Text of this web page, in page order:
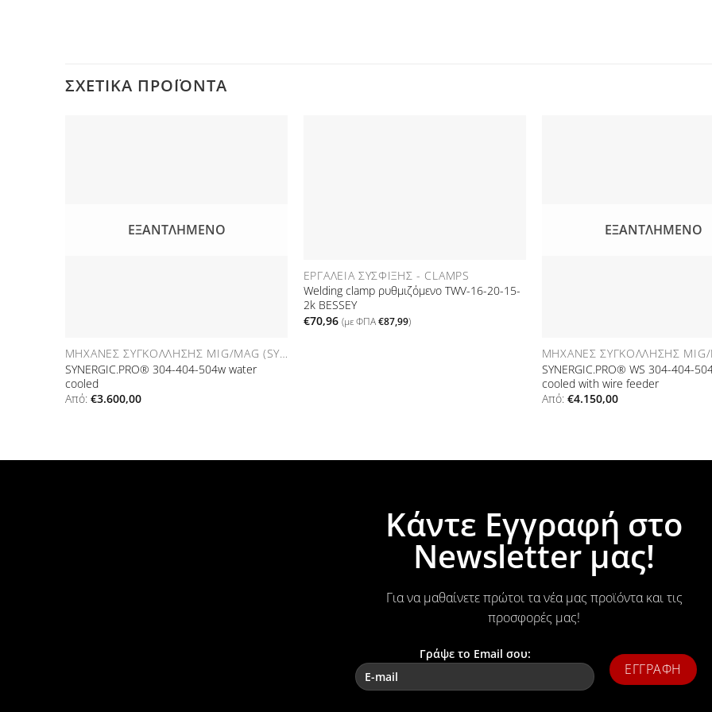
ΣΧΕΤΙΚΆ ΠΡΟΪΌΝΤΑ
ΕΞΑΝΤΛΗΜΈΝΟ
SYNERGIC.PRO® 304-404-504w water
cooled
Από: €3.600,00
ΕΡΓΑΛΕΊΑ ΣΎΣΦΙΞΗΣ - CLAMPS
Welding clamp ρυθμιζόμενο TWV-16-20-15-
2k BESSEY
€70,96 (με ΦΠΑ €87,99)
ΕΞΑΝΤΛΗΜΈΝΟ
SYNERGIC.PRO® WS 304-404-
cooled with wire feeder
Από: €4.150,00
Κάντε Εγγραφή στο
Newsletter μας!
Για να μαθαίνετε πρώτοι τα νέα μας προϊόντα και τις
προσφορές μας!
Γράψε το Email σου: